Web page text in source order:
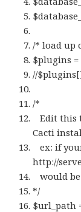
/* load up
$plugins
//
/*
Edit this
Cacti
ex: if
http://
would
*/
$url_path